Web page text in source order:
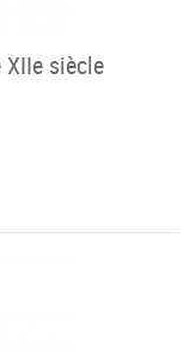
siècle